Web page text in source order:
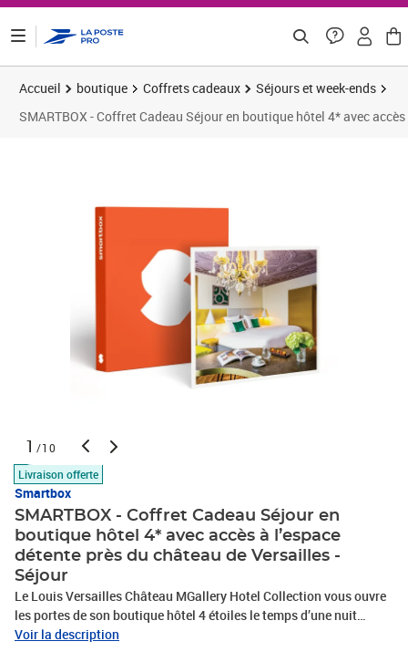
Accueil boutique Coffrets cadeaux
Séjours et week-ends
SMARTBOX - Coffret Cadeau Séjour en boutique hôtel 4* avec
1 /10
Livraison offerte
Smartbox
SMARTBOX - Coffret Cadeau Séjour en
boutique hôtel 4* avec accès à l’espace
détente près du château de Versailles -
Séjour
Le Louis Versailles Château MGallery Hotel Collection vous ouvre
les portes de son boutique hôtel 4 étoiles le temps d’une nuit
luxueuse pour 2 personnes ! C’est dans la sérénité et l’élégance de
Voir la description